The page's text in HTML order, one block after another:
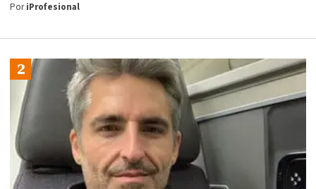
PoriProfesional